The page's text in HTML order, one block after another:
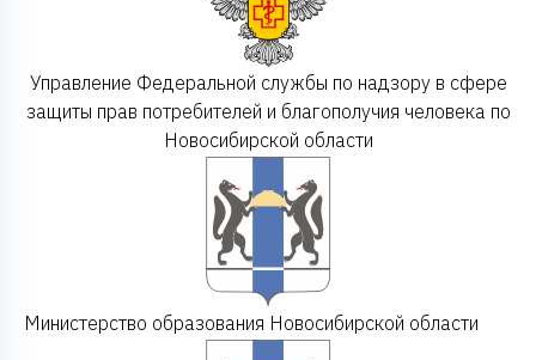
Управление Федеральной службы по надзору в сфере
защиты прав потребителей и благополучия человека по
Новосибирской области
Министерство образования Новосибирской области